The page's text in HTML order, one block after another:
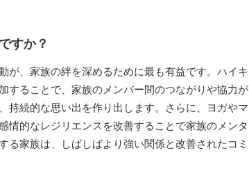
すか？
が、家族の絆を深めるために最も有益です。ハイキ
することで、家族のメンバー間のつながりや協力が
持続的な思い出を作り出します。さらに、ヨガやマ
情的なレジリエンスを改善することで家族のメンタ
家族は、しばしばより強い関係と改善されたコミ